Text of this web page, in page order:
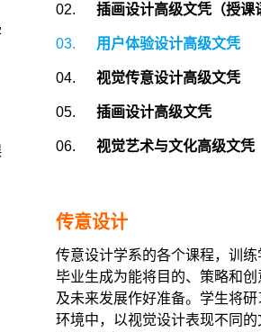
02. 插画设计高级文凭（授课
03. 用户体验设计高级文凭
04. 视觉传意设计高级文凭
05. 插画设计高级文凭
06. 视觉艺术与文化高级文凭
传意设计
传意设计学系的各个课程，训
毕业生成为能将目的、策略和
及未来发展作好准备。学生将
环境中，以视觉设计表现不同